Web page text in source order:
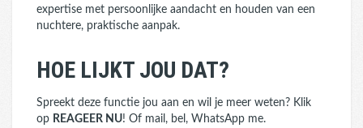
expertise met persoonlijke aandacht en houden van een
nuchtere, praktische aanpak.
HOE LIJKT JOU DAT?
Spreekt deze functie jou aan en wil je meer weten? Klik
op REAGEER NU! Of mail, bel, WhatsApp me.